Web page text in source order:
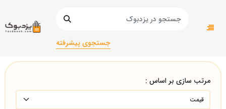
جستجوی پیشرفته
صفحه اصلی
مرتب سازی بر اساس :